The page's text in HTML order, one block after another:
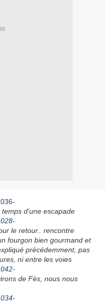
d'une escapade
le retour.. rencontre
fourgon bien gourmand et
précédemment, pas
ni entre les voies
de Fès, nous nous